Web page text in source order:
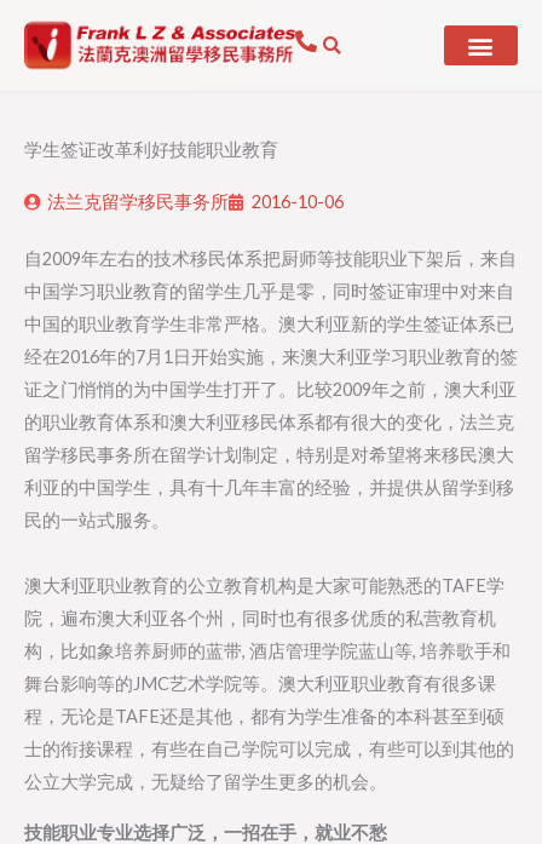
学生签证改革利好技能职业教育
法兰克留学移民事务所 2016-10-06
自2009年左右的技术移民体系把厨师等技能职业下架后，来自
中国学习职业教育的留学生几乎是零，同时签证审理中对来自
中国的职业教育学生非常严格。澳大利亚新的学生签证体系已
经在2016年的7月1日开始实施，来澳大利亚学习职业教育的签
证之门悄悄的为中国学生打开了。比较2009年之前，澳大利亚
的职业教育体系和澳大利亚移民体系都有很大的变化，法兰克
留学移民事务所在留学计划制定，特别是对希望将来移民澳大
利亚的中国学生，具有十几年丰富的经验，并提供从留学到移
民的一站式服务。
澳大利亚职业教育的公立教育机构是大家可能熟悉的TAFE学
院，遍布澳大利亚各个州，同时也有很多优质的私营教育机
构，比如象培养厨师的蓝带, 酒店管理学院蓝山等, 培养歌手和
舞台影响等的JMC艺术学院等。澳大利亚职业教育有很多课
程，无论是TAFE还是其他，都有为学生准备的本科甚至到硕
士的衔接课程，有些在自己学院可以完成，有些可以到其他的
公立大学完成，无疑给了留学生更多的机会。
技能职业专业选择广泛，一招在手，就业不愁